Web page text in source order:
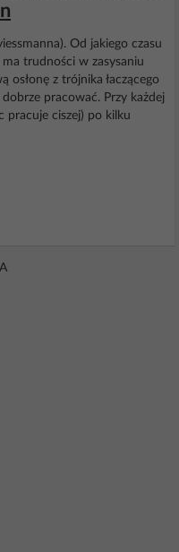
Od jakiego czasu
trudności w zasysaniu
osłonę z trójnika łaczącego
pracować. Przy każdej
pracuje ciszej) po kilku